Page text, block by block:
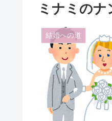
ミナミの
結婚への道